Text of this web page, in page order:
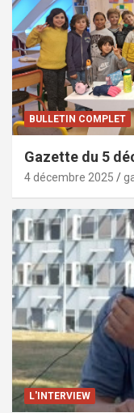
BULLETIN COMPLET
Gazette du 5
4 décembre 2025
L'INTERVIEW